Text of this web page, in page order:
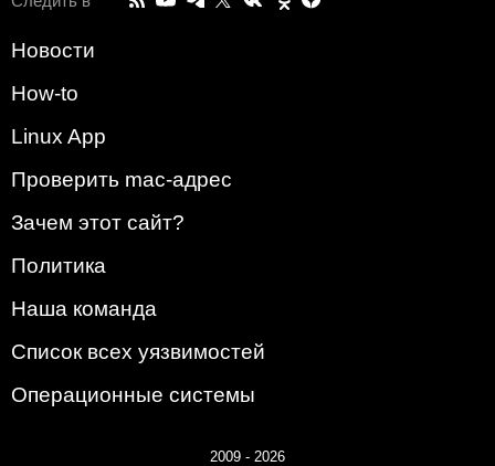
Новости
How-to
Linux App
Проверить mac-адрес
Зачем этот сайт?
Политика
Наша команда
Список всех уязвимостей
Операционные системы
2009 - 2026